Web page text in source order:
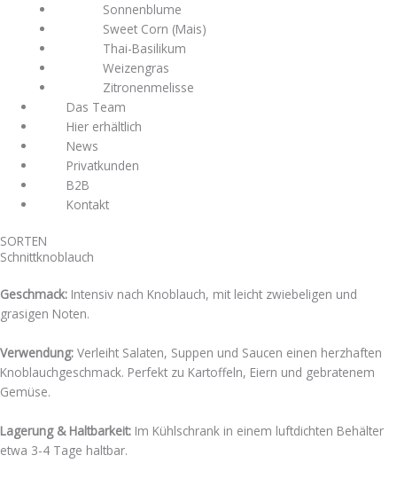
Sonnenblume
Sweet Corn (Mais)
Thai-Basilikum
Weizengras
Zitronenmelisse
Das Team
Hier erhältlich
News
Privatkunden
B2B
Kontakt
SORTEN
Schnittknoblauch
Geschmack: Intensiv nach Knoblauch, mit leicht zwiebeligen und
grasigen Noten.
Verwendung: Verleiht Salaten, Suppen und Saucen einen herzhaften
Knoblauchgeschmack. Perfekt zu Kartoffeln, Eiern und gebratenem
Gemüse.
Lagerung & Haltbarkeit: Im Kühlschrank in einem luftdichten Behälter
etwa 3-4 Tage haltbar.